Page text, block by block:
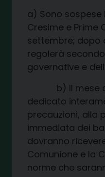
a) Sono sospese
Cresime e Prime
settembre; dopo
regolerà
governative e
b) Il mese di
dedicato
precauzioni, alla
immediata dei
dovranno
Comunione e la
norme che